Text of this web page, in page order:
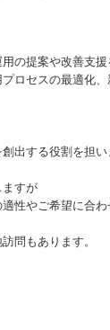
の提案や改善支援
ロセスの最適化
出する役割を担い
すが
性やご希望に合
問もあります。